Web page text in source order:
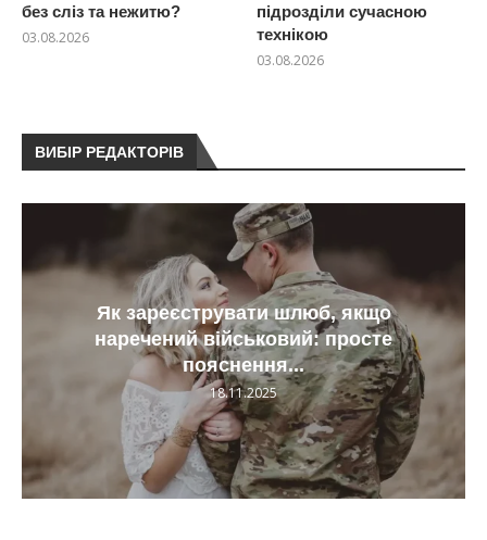
без сліз та нежитю?
03.08.2026
підрозділи сучасною
технікою
03.08.2026
ВИБІР РЕДАКТОРІВ
Як зареєструвати шлюб, якщо
наречений військовий: просте
пояснення...
18.11.2025